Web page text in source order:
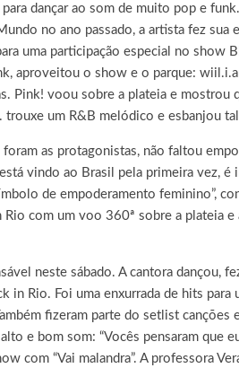
dançar ao som de muito pop e
no ano passado, a artista fez
uma participação especial no show
aproveitou o show e o parque:
Pink! voou sobre a plateia e mostrou
trouxe um R&B melódico e esbanjou
as protagonistas, não faltou
vindo ao Brasil pela primeira vez,
de empoderamento feminino”,
com um voo 360ª sobre a plateia
neste sábado. A cantora dançou,
Rio. Foi uma enxurrada de hits para
fizeram parte do setlist canções
e bom som: “Vocês pensaram que
com “Vai malandra”. A professora